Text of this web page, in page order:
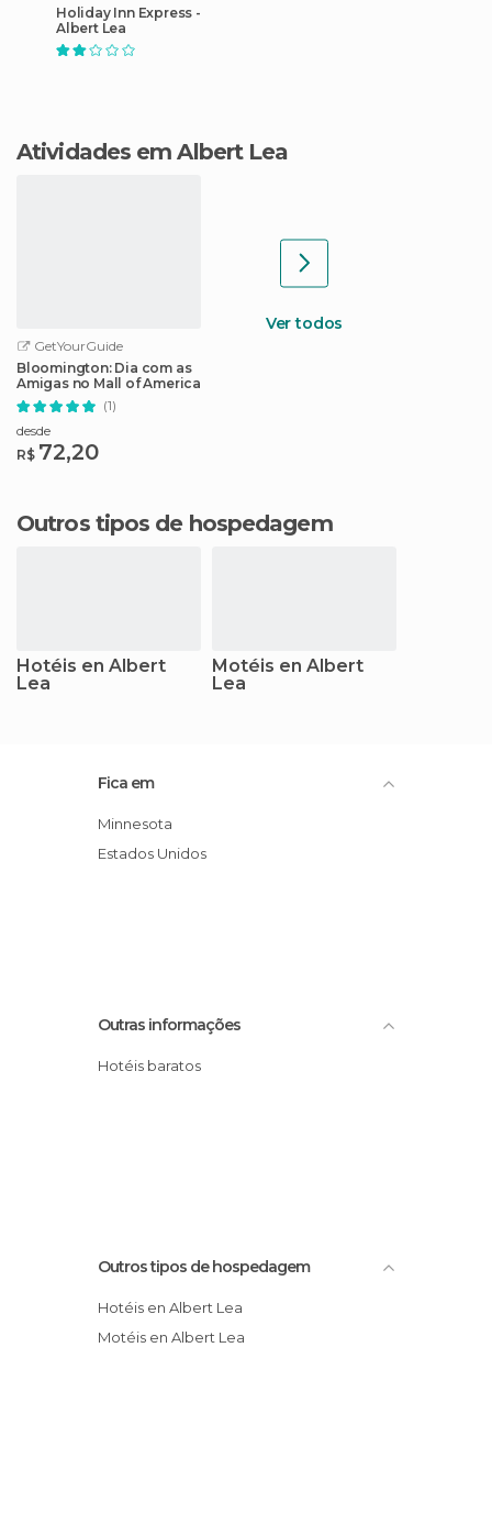
Holiday Inn Express -
Albert Lea
Atividades em Albert Lea
GetYourGuide
Bloomington: Dia com as
Amigas no Mall of America
(1)
desde
R$ 72,20
Ver todos
Outros tipos de hospedagem
Hotéis en Albert
Lea
Motéis en Albert
Lea
Fica em
Minnesota
Estados Unidos
Outras informações
Hotéis baratos
Outros tipos de hospedagem
Hotéis en Albert Lea
Motéis en Albert Lea